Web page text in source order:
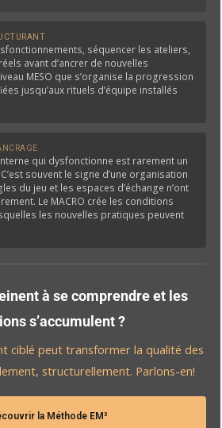
séquencer les ateliers,
avant d’ancrer de nouvelles
MESO que s’organise la progression
jusqu’aux rituels d’équipe installés
qui dysfonctionne est rarement un
souvent le signe d’une organisation
du jeu et les espaces d’échange n’ont
Le MACRO crée les conditions
les nouvelles pratiques peuvent
à se comprendre et les
s’accumulent ?
ciblé peut transformer la qualité des
structurellement. Parlons-en!
la Méthode EM³